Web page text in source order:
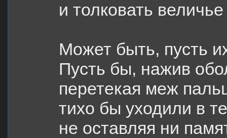
и толковать
Может быть, пусть
Пусть бы, нажив
перетекая меж
тихо бы уходили в
не оставляя ни